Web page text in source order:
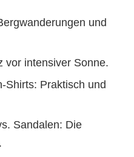
und
vor intensiver Sonne.
Shirts: Praktisch und
Sandalen: Die